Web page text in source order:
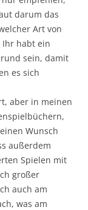
darum das
Art von
Ihr habt ein
sein, damit
es sich
aber in meinen
Wunsch
außerdem
Spielen mit
großer
auch am
was am